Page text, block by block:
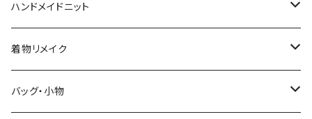
トップス
ワンピース
スカート
ハンドメイドニット
春・夏シーズン
秋・冬シーズン
着物リメイク
トップス
バッグ・小物